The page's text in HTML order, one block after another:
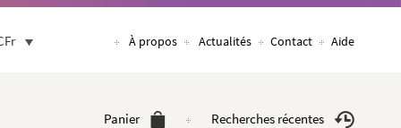
À propos Actualités Contact Aide
Panier Recherches récentes